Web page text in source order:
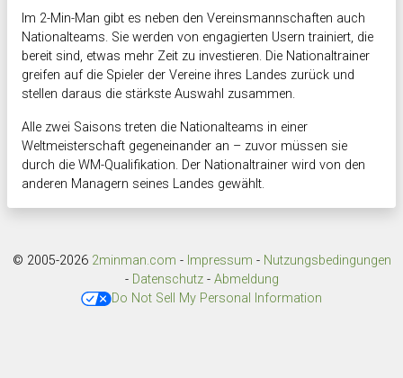
Im 2-Min-Man gibt es neben den Vereinsmannschaften auch
Nationalteams. Sie werden von engagierten Usern trainiert, die
bereit sind, etwas mehr Zeit zu investieren. Die Nationaltrainer
greifen auf die Spieler der Vereine ihres Landes zurück und
stellen daraus die stärkste Auswahl zusammen.
Alle zwei Saisons treten die Nationalteams in einer
Weltmeisterschaft gegeneinander an – zuvor müssen sie
durch die WM-Qualifikation. Der Nationaltrainer wird von den
anderen Managern seines Landes gewählt.
© 2005-2026 2minman.com - Impressum - Nutzungsbedingungen
- Datenschutz- Abmeldung
Do Not Sell My Personal Information